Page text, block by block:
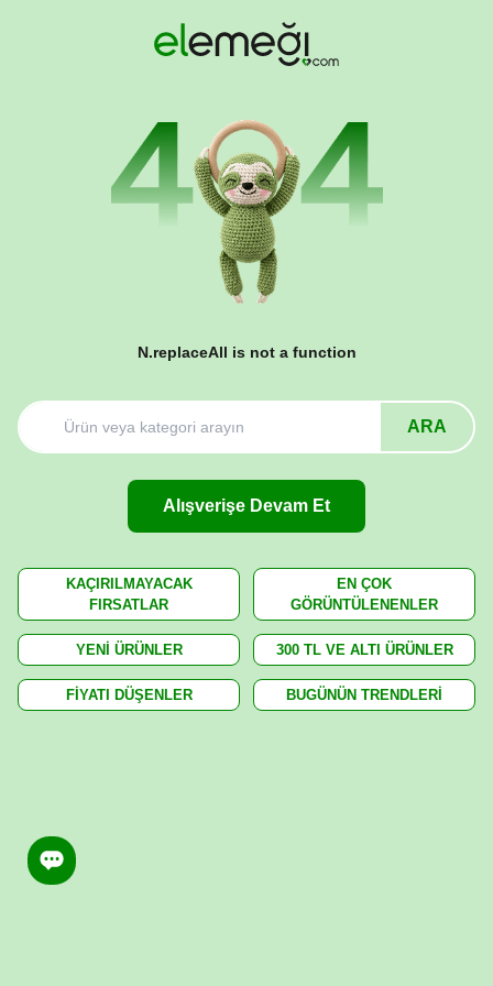
N.replaceAll is not a function
ARA
Alışverişe Devam Et
KAÇIRILMAYACAK
FIRSATLAR
EN ÇOK
GÖRÜNTÜLENENLER
YENİ ÜRÜNLER 300 TL VE ALTI ÜRÜNLER
FİYATI DÜŞENLER BUGÜNÜN TRENDLERİ